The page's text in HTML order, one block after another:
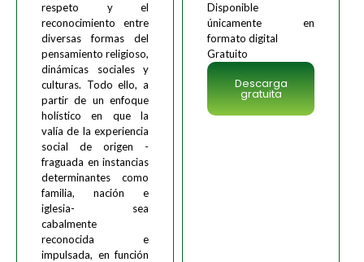
respeto y el
reconocimiento entre
diversas formas del
pensamiento religioso,
dinámicas sociales y
culturas. Todo ello, a
partir de un enfoque
holístico en que la
valía de la experiencia
social de origen -
fraguada en instancias
determinantes como
familia, nación e
iglesia- sea
cabalmente
reconocida e
impulsada, en función
Disponible
únicamente en
formato digital
Gratuito
Descarga
gratuita